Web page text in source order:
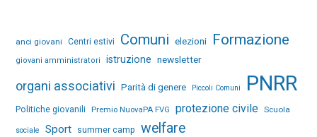
anci giovani Centri estivi Comuni elezioni Formazione
giovani amministratori istruzione newsletter
organi associativi Parità di genere Piccoli Comuni PNRR
Politiche giovanili Premio NuovaPA FVG protezione civile Scuola
sociale Sport summer camp welfare